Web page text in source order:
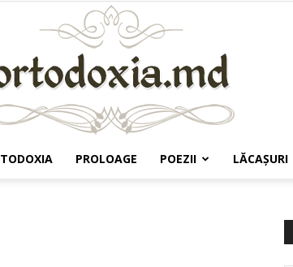
PROLOAGE POEZII LĂCAŞURI